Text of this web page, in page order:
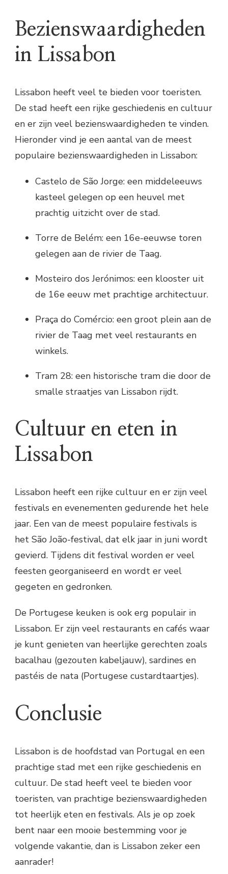
Bezienswaardigheden
in Lissabon
Lissabon heeft veel te bieden voor toeristen.
De stad heeft een rijke geschiedenis en cultuur
en er zijn veel bezienswaardigheden te vinden.
Hieronder vind je een aantal van de meest
populaire bezienswaardigheden in Lissabon:
Castelo de São Jorge: een middeleeuws
kasteel gelegen op een heuvel met
prachtig uitzicht over de stad.
Torre de Belém: een 16e-eeuwse toren
gelegen aan de rivier de Taag.
Mosteiro dos Jerónimos: een klooster uit
de 16e eeuw met prachtige architectuur.
Praça do Comércio: een groot plein aan de
rivier de Taag met veel restaurants en
winkels.
Tram 28: een historische tram die door de
smalle straatjes van Lissabon rijdt.
Cultuur en eten in
Lissabon
Lissabon heeft een rijke cultuur en er zijn veel
festivals en evenementen gedurende het hele
jaar. Een van de meest populaire festivals is
het São João-festival, dat elk jaar in juni wordt
gevierd. Tijdens dit festival worden er veel
feesten georganiseerd en wordt er veel
gegeten en gedronken.
De Portugese keuken is ook erg populair in
Lissabon. Er zijn veel restaurants en cafés waar
je kunt genieten van heerlijke gerechten zoals
bacalhau (gezouten kabeljauw), sardines en
pastéis de nata (Portugese custardtaartjes).
Conclusie
Lissabon is de hoofdstad van Portugal en een
prachtige stad met een rijke geschiedenis en
cultuur. De stad heeft veel te bieden voor
toeristen, van prachtige bezienswaardigheden
tot heerlijk eten en festivals. Als je op zoek
bent naar een mooie bestemming voor je
volgende vakantie, dan is Lissabon zeker een
aanrader!